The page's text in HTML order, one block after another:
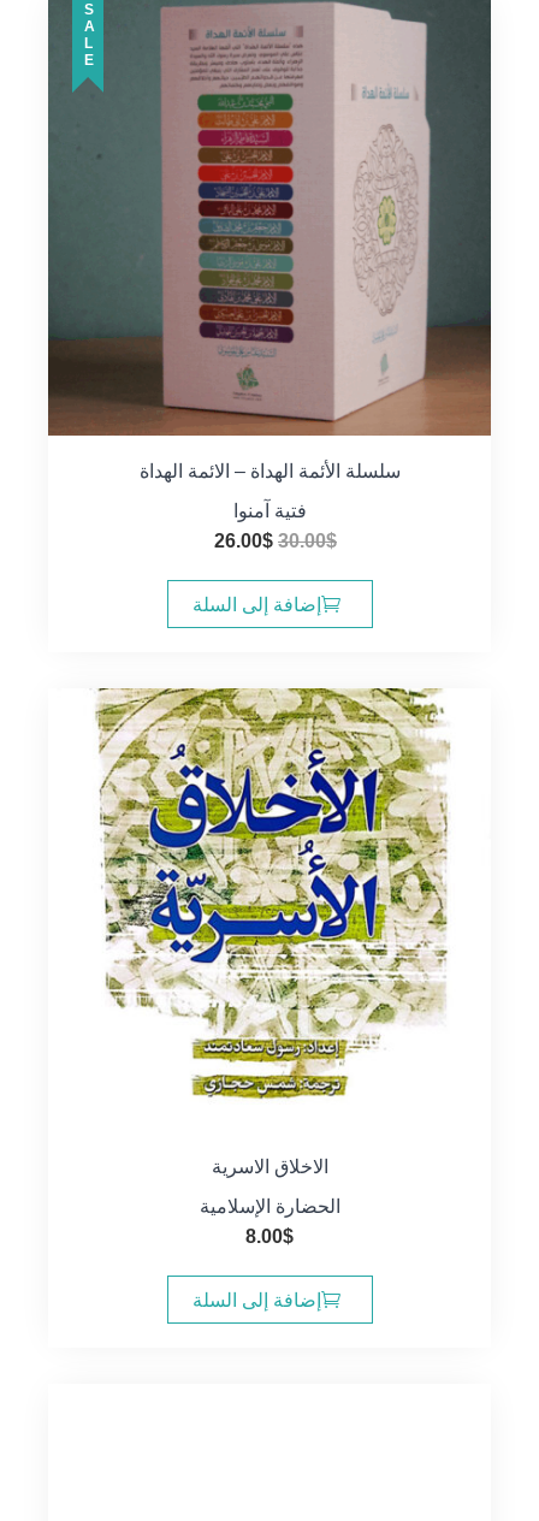
SALE
سلسلة الأئمة الهداة – الائمة الهداة
فتية آمنوا
30.00$
السعر
هو:
30.00$.
26.00$
هو:
26.00$.
إضافة إلى السلة
الاخلاق الاسرية
الحضارة الإسلامية
8.00$
إضافة إلى السلة